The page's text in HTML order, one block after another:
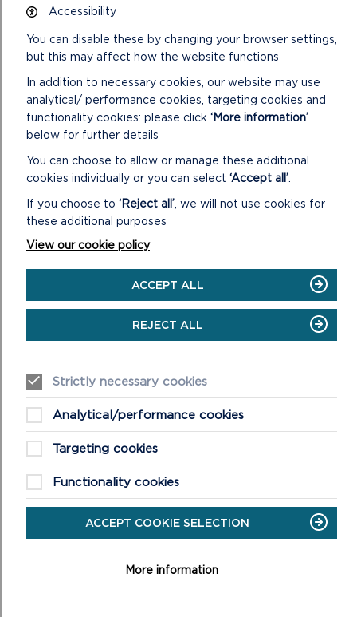
LAWRLWYTHWCH FAP TAITH HANNER
DYDD + PORTHSTINAN/PORTH CLAIS
CYMERWCH OFAL!
Byddwch yn ofalus ar Lwybr yr Arfordir
Cadwch at y llwybr ac i ffwrdd o ymylon y
Gwisgwch esgidiau cryfion a dillad
cynnes, sy’n dal d ŵr
Cymrwch ofal arbennig mewn tywydd
DARGANFYDDWCH FWY AM
GERDDED YN Y PARC
Accessibility
You can disable these by changing your browser settings,
but this may affect how the website functions
In addition to necessary cookies, our website may use
analytical/ performance cookies, targeting cookies and
functionality cookies: please click ‘More information’
below for further details
You can choose to allow or manage these additional
cookies individually or you can select ‘Accept all’.
If you choose to ‘Reject all’, we will not use cookies for
these additional purposes
View our cookie policy
ACCEPT ALL
REJECT ALL
Strictly necessary cookies
Analytical/performance cookies
Targeting cookies
Functionality cookies
ACCEPT COOKIE SELECTION
More information